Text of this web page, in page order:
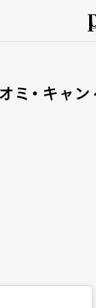
・キャン